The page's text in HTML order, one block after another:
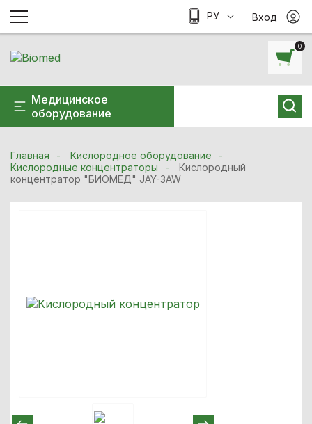
0
Медицинское
оборудование
РУ Вход
Главная
Кислородное оборудование
Кислородные концентраторы
Кислородный
концентратор "БИОМЕД" JAY-3AW